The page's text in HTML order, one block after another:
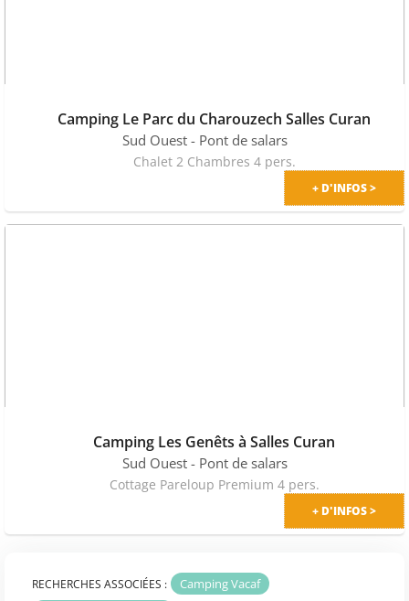
Camping Le Parc du Charouzech Salles Curan
Sud Ouest - Pont de salars
Chalet 2 Chambres 4 pers.
+ D'INFOS >
Camping Les Genêts à Salles Curan
Sud Ouest - Pont de salars
Cottage Pareloup Premium 4 pers.
+ D'INFOS >
RECHERCHES ASSOCIÉES :
Camping Vacaf